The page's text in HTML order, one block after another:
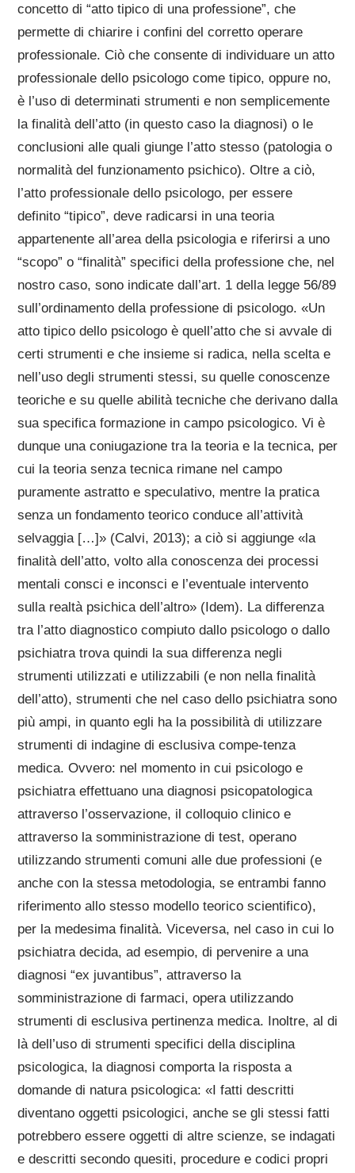
concetto di “atto tipico di una professione”, che
permette di chiarire i confini del corretto operare
professionale. Ciò che consente di individuare un atto
professionale dello psicologo come tipico, oppure no,
è l’uso di determinati strumenti e non semplicemente
la finalità dell’atto (in questo caso la diagnosi) o le
conclusioni alle quali giunge l’atto stesso (patologia o
normalità del funzionamento psichico). Oltre a ciò,
l’atto professionale dello psicologo, per essere
definito “tipico”, deve radicarsi in una teoria
appartenente all’area della psicologia e riferirsi a uno
“scopo” o “finalità” specifici della professione che, nel
nostro caso, sono indicate dall’art. 1 della legge 56/89
sull’ordinamento della professione di psicologo. «Un
atto tipico dello psicologo è quell’atto che si avvale di
certi strumenti e che insieme si radica, nella scelta e
nell’uso degli strumenti stessi, su quelle conoscenze
teoriche e su quelle abilità tecniche che derivano dalla
sua specifica formazione in campo psicologico. Vi è
dunque una coniugazione tra la teoria e la tecnica, per
cui la teoria senza tecnica rimane nel campo
puramente astratto e speculativo, mentre la pratica
senza un fondamento teorico conduce all’attività
selvaggia […]» (Calvi, 2013); a ciò si aggiunge «la
finalità dell’atto, volto alla conoscenza dei processi
mentali consci e inconsci e l’eventuale intervento
sulla realtà psichica dell’altro» (Idem). La differenza
tra l’atto diagnostico compiuto dallo psicologo o dallo
psichiatra trova quindi la sua differenza negli
strumenti utilizzati e utilizzabili (e non nella finalità
dell’atto), strumenti che nel caso dello psichiatra sono
più ampi, in quanto egli ha la possibilità di utilizzare
strumenti di indagine di esclusiva compe-tenza
medica. Ovvero: nel momento in cui psicologo e
psichiatra effettuano una diagnosi psicopatologica
attraverso l’osservazione, il colloquio clinico e
attraverso la somministrazione di test, operano
utilizzando strumenti comuni alle due professioni (e
anche con la stessa metodologia, se entrambi fanno
riferimento allo stesso modello teorico scientifico),
per la medesima finalità. Viceversa, nel caso in cui lo
psichiatra decida, ad esempio, di pervenire a una
diagnosi “ex juvantibus”, attraverso la
somministrazione di farmaci, opera utilizzando
strumenti di esclusiva pertinenza medica. Inoltre, al di
là dell’uso di strumenti specifici della disciplina
psicologica, la diagnosi comporta la risposta a
domande di natura psicologica: «I fatti descritti
diventano oggetti psicologici, anche se gli stessi fatti
potrebbero essere oggetti di altre scienze, se indagati
e descritti secondo quesiti, procedure e codici propri